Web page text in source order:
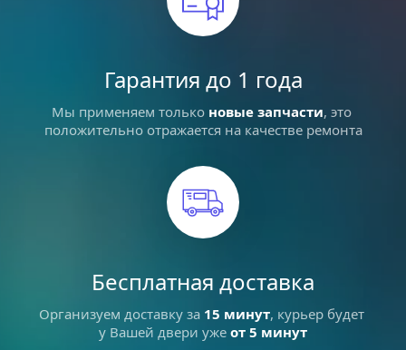
Гарантия до 1 года
Мы применяем только новые запчасти, это
положительно отражается на качестве ремонта
Бесплатная доставка
Организуем доставку за 15 минут, курьер будет
у Вашей двери уже от 5 минут